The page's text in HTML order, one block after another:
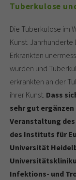
Tuberkulose
Die Tuberkulose im
Kunst.
Erkrankten
wurden und
erkrankten an der
ihrer Kunst. Dass
sehr gut
Veranstaltung
des Instituts für
Universität
Infektions- und